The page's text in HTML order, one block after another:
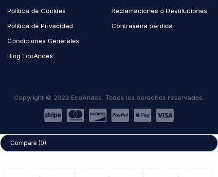
Política de Cookies
Política de Privacidad
Condiciones Generales
Blog EcoAndes
Reclamaciones o Devoluciones
Contraseña perdida
Copyright © 2023 EcoAndes. Todos los derechos reservados.
Compare (0)